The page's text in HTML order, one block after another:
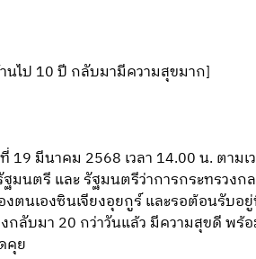
นไป 10 ปี กลับมามีความสุขมาก]
19 มีนาคม 2568 เวลา 14.00 น. ตาม
มนตรี และ รัฐมนตรีว่าการกระทรวง
ตนเองซินเจียงอุยกูร์ และรอต้อนรับ
กลับมา 20 กว่าวันแล้ว มีความสุขดี พ
คุย